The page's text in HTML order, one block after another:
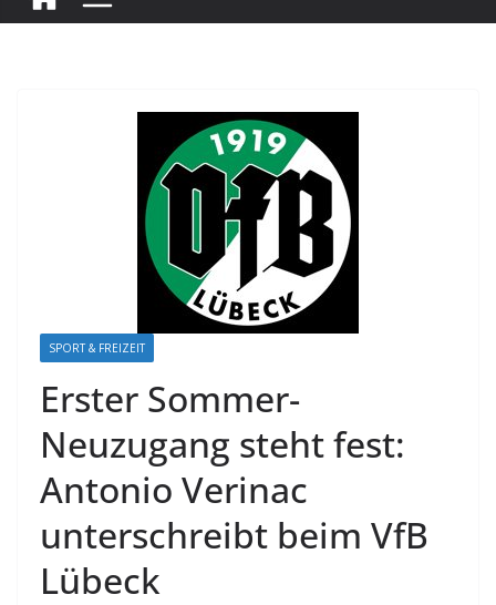
SPORT & FREIZEIT
Erster Sommer-
Neuzugang steht fest:
Antonio Verinac
unterschreibt beim VfB
Lübeck